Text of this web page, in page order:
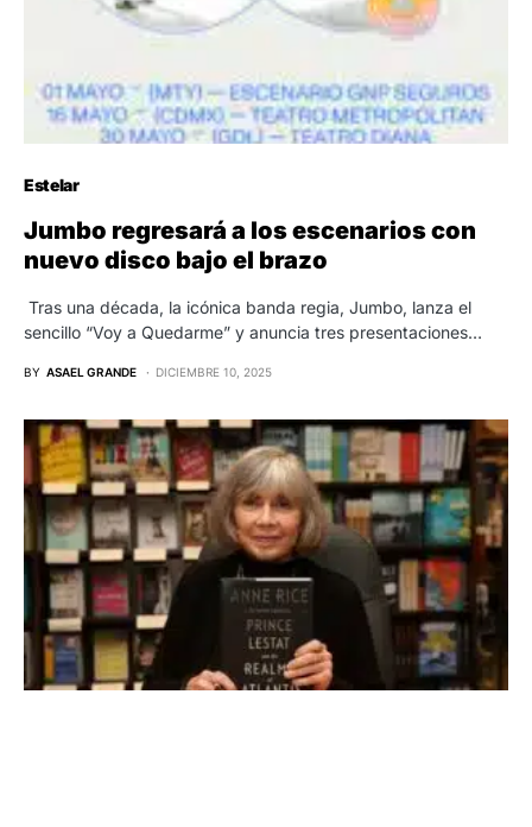
Estelar
Jumbo regresará a los escenarios con
nuevo disco bajo el brazo
Tras una década, la icónica banda regia, Jumbo, lanza el
sencillo “Voy a Quedarme” y anuncia tres presentaciones…
BY ASAEL GRANDE DICIEMBRE 10, 2025